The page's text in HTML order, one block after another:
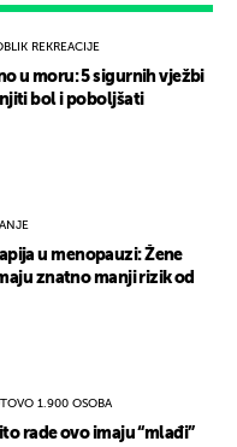
REKREACIJE
u moru: 5 sigurnih vježbi
bol i poboljšati
u menopauzi: Žene
znatno manji rizik od
1.900 OSOBA
rade ovo imaju “mlađi”